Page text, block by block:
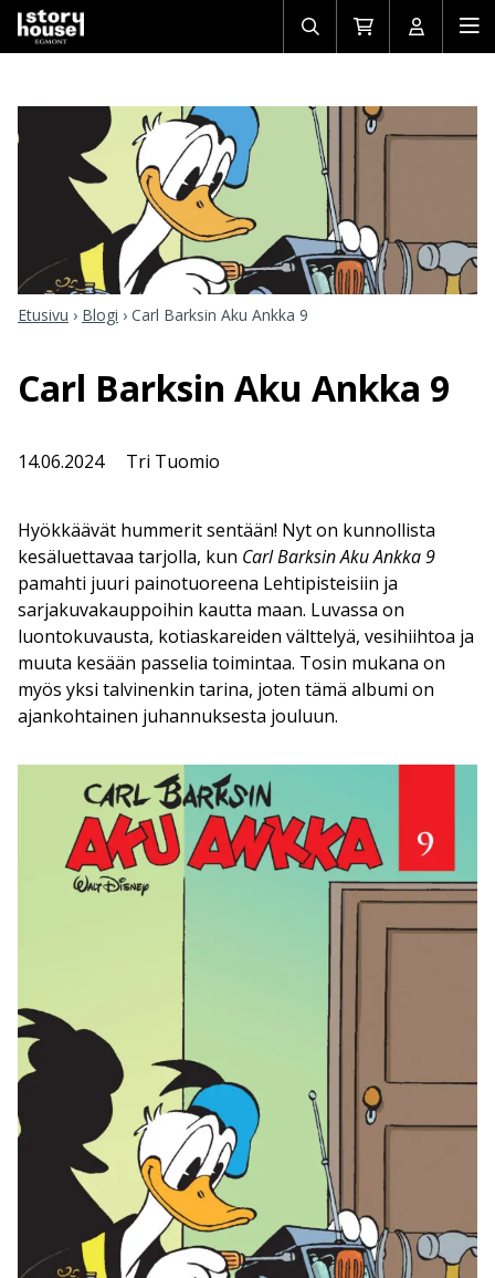
Avaa/sulje
haku
Siirry
ostoskoriin
Avaa/
Etusivu › Blogi › Carl Barksin Aku Ankka 9
Carl Barksin Aku Ankka 9
14.06.2024 Tri Tuomio
Hyökkäävät hummerit sentään! Nyt on kunnollista
kesäluettavaa tarjolla, kun Carl Barksin Aku Ankka 9
pamahti juuri painotuoreena Lehtipisteisiin ja
sarjakuvakauppoihin kautta maan. Luvassa on
luontokuvausta, kotiaskareiden välttelyä, vesihiihtoa ja
muuta kesään passelia toimintaa. Tosin mukana on
myös yksi talvinenkin tarina, joten tämä albumi on
ajankohtainen juhannuksesta jouluun.